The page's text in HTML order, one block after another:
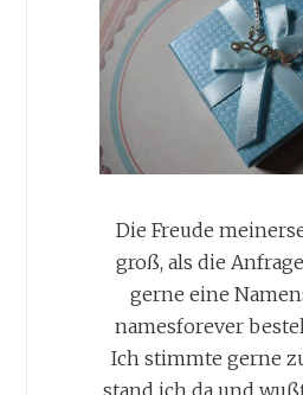
Die Freude
groß, als die
gerne eine
namesforever
Ich stimmte gerne
stand ich da und